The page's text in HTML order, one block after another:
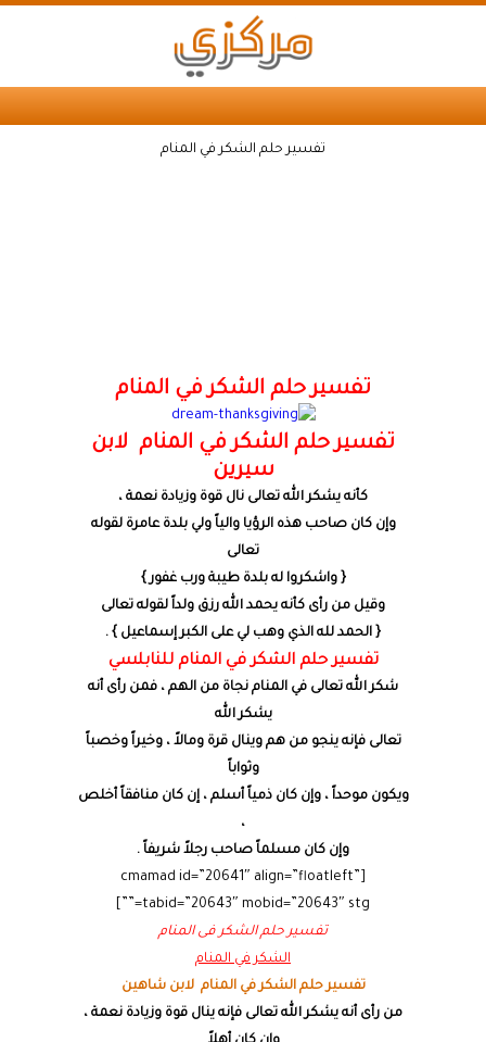
تفسير حلم الشكر في المنام
تفسير حلم الشكر في المنام
تفسير حلم الشكر في المنام لابن
سيرين
كأنه يشكر الله تعالى نال قوة وزيادة نعمة ،
وإن كان صاحب هذه الرؤيا والياً ولي بلدة عامرة لقوله
تعالى
{ واشكروا له بلدة طيبة ورب غفور }
وقيل من رأى كأنه يحمد الله رزق ولداً لقوله تعالى
{ الحمد لله الذي وهب لي على الكبر إسماعيل } .
تفسير حلم الشكر في المنام للنابلسي
شكر الله تعالى في المنام نجاة من الهم ، فمن رأى أنه
يشكر الله
تعالى فإنه ينجو من هم وينال قرة ومالاً ، وخيراً وخصباً
وثواباً
ويكون موحداً ، وإن كان ذمياً أسلم ، إن كان منافقاً أخلص
،
وإن كان مسلماً صاحب رجلاً شريفاً .
[cmamad id=”20641″ align=”floatleft”
tabid=”20643″ mobid=”20643″ stg=””]
تفسير حلم الشكر فى المنام
الشكر في المنام
تفسير حلم الشكر في المنام لابن شاهين
من رأى أنه يشكر الله تعالى فإنه ينال قوة وزيادة نعمة ،